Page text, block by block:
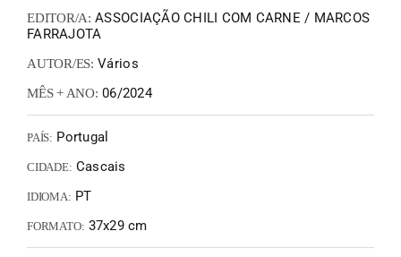
EDITOR/A: ASSOCIAÇÃO CHILI COM CARNE / MARCOS
FARRAJOTA
AUTOR/ES: Vários
MÊS + ANO: 06/2024
PAÍS: Portugal
CIDADE: Cascais
IDIOMA: PT
FORMATO: 37x29 cm